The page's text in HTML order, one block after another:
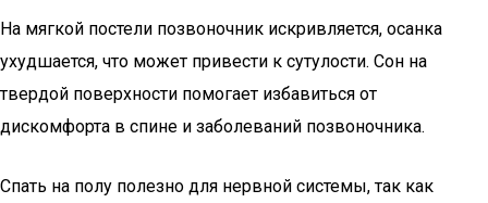
На мягкой постели позвоночник искривляется, осанка
ухудшается, что может привести к сутулости. Сон на
твердой поверхности помогает избавиться от
дискомфорта в спине и заболеваний позвоночника.
Спать на полу полезно для нервной системы, так как